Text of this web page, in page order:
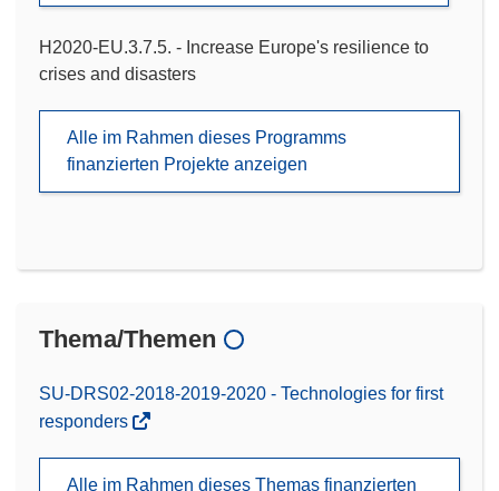
H2020-EU.3.7.5. - Increase Europe's resilience to
crises and disasters
Alle im Rahmen dieses Programms
finanzierten Projekte anzeigen
Thema/Themen
SU-DRS02-2018-2019-2020 - Technologies for first
responders
Alle im Rahmen dieses Themas finanzierten